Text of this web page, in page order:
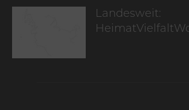
Landesweit: